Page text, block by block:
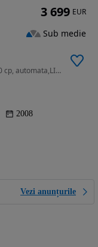
1229 cm3 • 80 CP • 2008, motor 1.2 benzina, 80 cp, automata,LIVRARE,GARANTIE
2008
Vezi anunțurile
3 699 EUR
Sub medie